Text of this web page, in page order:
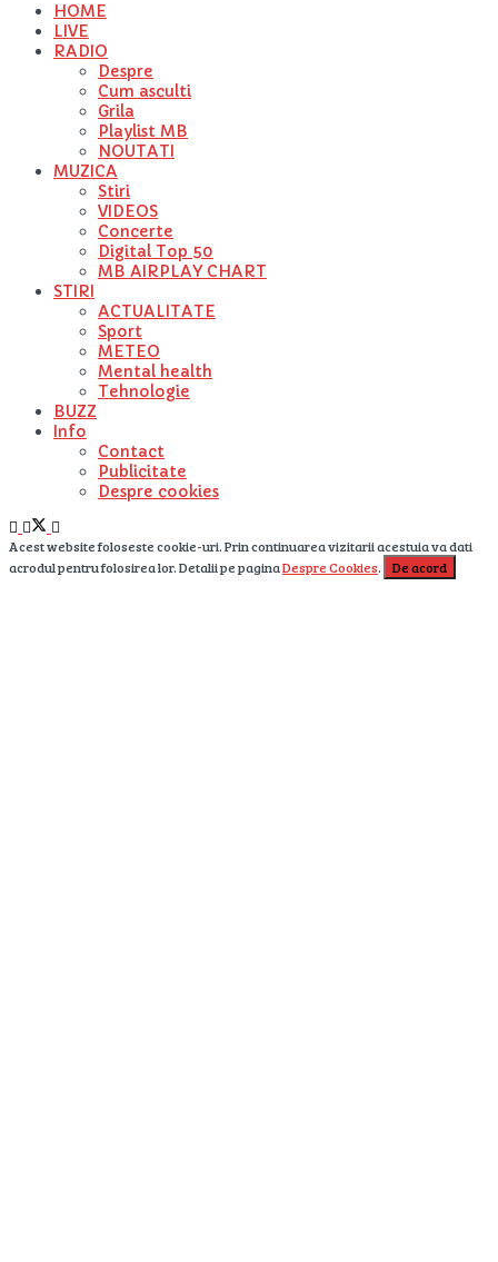
HOME
LIVE
RADIO
Despre
Cum asculti
Grila
Playlist MB
NOUTATI
MUZICA
Stiri
VIDEOS
Concerte
Digital Top 50
MB AIRPLAY CHART
STIRI
ACTUALITATE
Sport
METEO
Mental health
Tehnologie
BUZZ
Info
Contact
Publicitate
Despre cookies
Acest website foloseste cookie-uri. Prin continuarea vizitarii acestuia va dati
acrodul pentru folosirea lor. Detalii pe paginaDespre Cookies. De acord